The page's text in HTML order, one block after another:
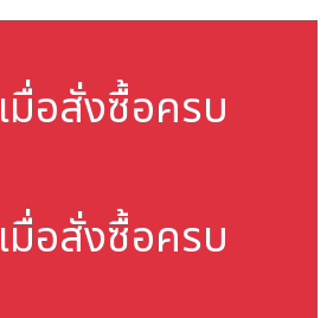
เมื่อสั่งซื้อครบ
เมื่อสั่งซื้อครบ